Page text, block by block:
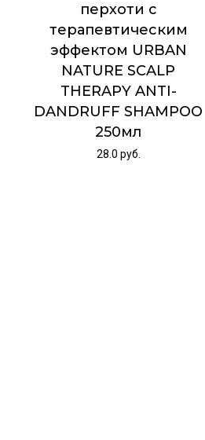
перхоти с
терапевтическим
эффектом URBAN
NATURE SCALP
THERAPY ANTI-
DANDRUFF SHAMPOO
250мл
28.0 руб.